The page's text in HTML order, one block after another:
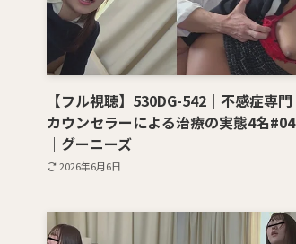
【フル視聴】530DG-542｜不感症専門
カウンセラーによる治療の実態4名#04
｜グーニーズ
2026年6月6日